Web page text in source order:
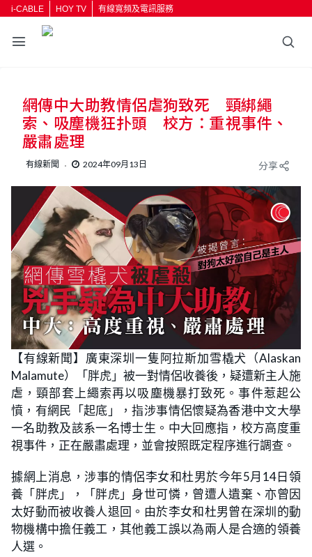
i-CABLE HOY TV 有線寬頻及電訊服務
網傳中大助教情侶虐狗致死 頸綁繩
索、吸塵機狂扑頭 校方：重視事件、
嚴肅處理
有線新聞 2024年09月13日 分享
【有線新聞】廣東深圳一隻阿拉斯加雪橇犬（Alaskan
Malamute）「胖虎」被一對情侶收養後，疑遭新主人施
虐，頸部套上繩索再以吸塵機暴打致死。事件惹起公
憤，有網民「起底」，指涉事情侶懷疑為香港中文大學
一名助教及該系一名博士生。中大回應指，校方高度重
視事件，正在嚴肅處理，並會按照既定程序進行調查。
據網上消息，涉事的情侶李女和杜男於今年5月14日領
養「胖虎」，「胖虎」身世可憐，曾遭人遺棄、亦曾因
太好動而被收養人退回。由於李女和杜男曾在深圳的動
物機構中擔任義工，其他義工誤以為兩人是合適的領養
人選。